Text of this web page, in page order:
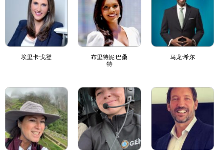
埃里卡·戈登
布里特妮·巴桑
特
马龙·希尔